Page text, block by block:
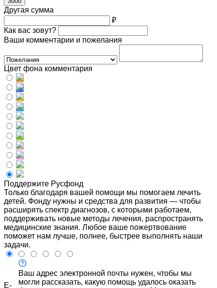
Другая сумма
₽
Как вас зовут?
Ваши комментарии и пожелания
Цвет фона комментария
Поддержите Русфонд
Только благодаря вашей помощи мы помогаем лечить
детей. Фонду нужны и средства для развития — чтобы
расширять спектр диагнозов, с которыми работаем,
поддерживать новые методы лечения, распространять
медицинские знания. Любое ваше пожертвование
поможет нам лучше, полнее, быстрее выполнять наши
задачи.
E-
Ваш адрес электронной почты нужен, чтобы мы
могли рассказать, какую помощь удалось оказать